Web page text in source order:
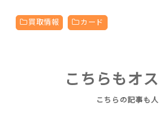
買取情報 カード
こちらもオ